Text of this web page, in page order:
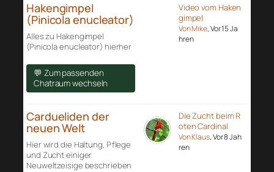
Hakengimpel
(Pinicola enucleator)
Alles zu Hakengimpel
(Pinicola enucleator) hierher
💬 Zum passenden
Chatraum wechseln
Video vom Haken
gimpel
Von Mike, Vor 15 Ja
hren
Cardueliden der
neuen Welt
Hier wird die Haltung, Pflege
und Zucht einiger
Neuweltzeisige beschrieben
Die Zucht beim R
oten Cardinal
Von Klaus, Vor 8 Jah
ren